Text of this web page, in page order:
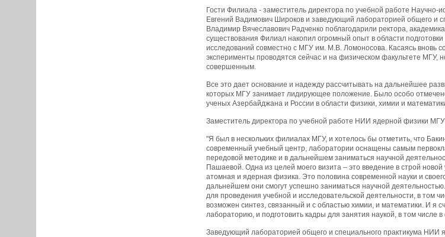
Гости Филиала - заместитель директора по учебной работе
Евгений Вадимович Широков и заведующий лабораторией общего и
Владимир Вячеславович Радченко поблагодарили ректора,
существования Филиал накопил огромный опыт в области
исследований совместно с МГУ им. М.В. Ломоносова. Касаясь вновь
эксперименты проводятся сейчас и на физическом факультете
совершенным.
Все это дает основание и надежду рассчитывать на дальнейшее
которых МГУ занимает лидирующее положение. Было особо
ученых Азербайджана и России в области физики, химии и
Заместитель директора по учебной работе НИИ ядерной физики
"Я был в нескольких филиалах МГУ, и хотелось бы отметить, что
современный учебный центр, лаборатории оснащены самым
передовой методике и в дальнейшем заниматься научной
Пашаевой. Одна из целей моего визита – это введение в строй
атомная и ядерная физика. Это половина современной науки и
дальнейшем они смогут успешно заниматься научной
для проведения учебной и исследовательской деятельности, в том
возможен синтез, связанный и с областью химии, и математики. И я
лабораторию, и подготовить кадры для занятия наукой, в том числе
Заведующий лабораторией общего и специального практикума